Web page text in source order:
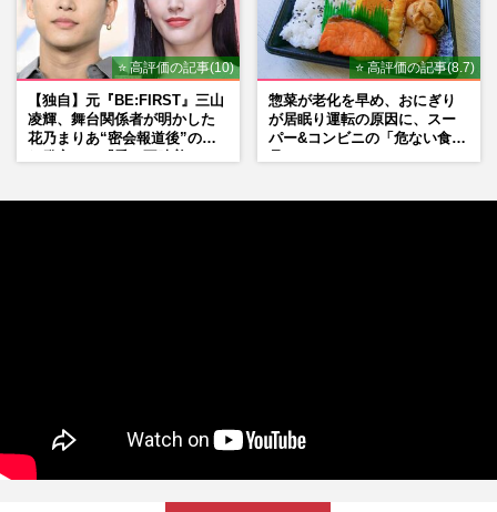
⭐ 高評価の記事(10)
【独自】元『BE:FIRST』三山
凌輝、舞台関係者が明かした
花乃まりあ“密会報道後”の呆
⭐ 高評価の記事(8.7)
惣菜が老化を早め、おにぎり
が居眠り運転の原因に、スー
パー&コンビニの「危ない食